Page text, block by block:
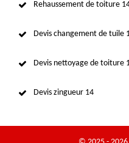
Rehaussement de toiture
Devis changement de tuile
Devis nettoyage de toiture
Devis zingueur 14